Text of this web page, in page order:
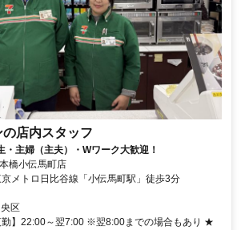
店内スタッフ
・主婦（主夫）・Wワーク大歓迎！
橋小伝馬町店
メトロ日比谷線「小伝馬町駅」徒歩3分
区
勤】22:00～翌7:00 ※翌8:00までの場合もあり ★